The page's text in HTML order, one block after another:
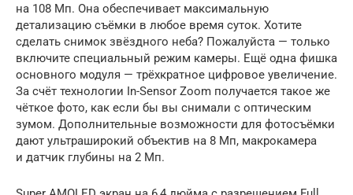
на 108 Мп. Она обеспечивает максимальную
детализацию съёмки в любое время суток. Хотите
сделать снимок звёздного неба? Пожалуйста — только
включите специальный режим камеры. Ещё одна фишка
основного модуля — трёхкратное цифровое увеличение.
За счёт технологии In-Sensor Zoom получается такое же
чёткое фото, как если бы вы снимали с оптическим
зумом. Дополнительные возможности для фотосъёмки
дают ультраширокий объектив на 8 Мп, макрокамера
и датчик глубины на 2 Мп.